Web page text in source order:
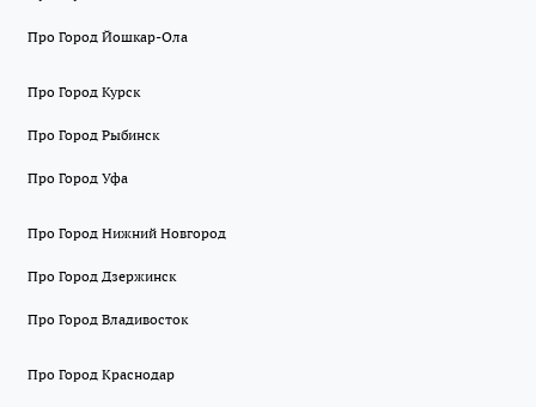
Про Город Йошкар-Ола
Про Город Курск
Про Город Рыбинск
Про Город Уфа
Про Город Нижний Новгород
Про Город Дзержинск
Про Город Владивосток
Про Город Краснодар